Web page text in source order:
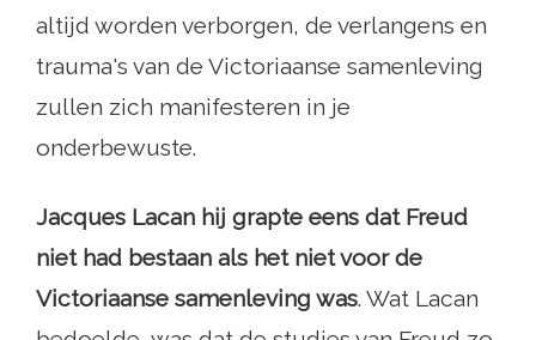
altijd worden verborgen, de verlangens en
trauma's van de Victoriaanse samenleving
zullen zich manifesteren in je
onderbewuste.
Jacques Lacan hij grapte eens dat Freud
niet had bestaan ​​als het niet voor de
Victoriaanse samenleving was. Wat Lacan